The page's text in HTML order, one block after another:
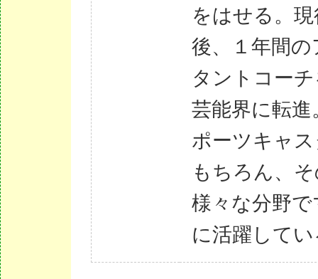
をはせる。
後、１年間の
タントコー
芸能界に転進
ポーツキャ
もちろん、
様々な分野
に活躍して